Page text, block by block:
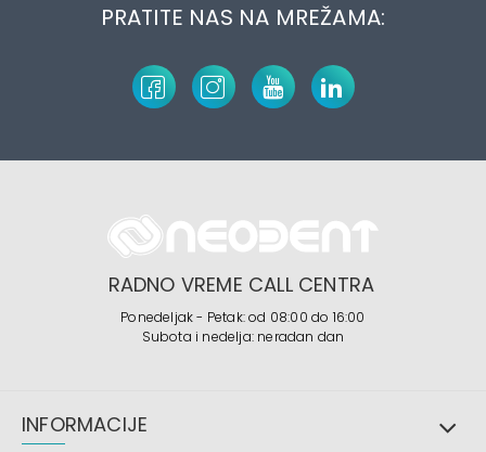
PRATITE NAS NA MREŽAMA:
RADNO VREME CALL CENTRA
Ponedeljak - Petak: od 08:00 do 16:00
Subota i nedelja: neradan dan
INFORMACIJE